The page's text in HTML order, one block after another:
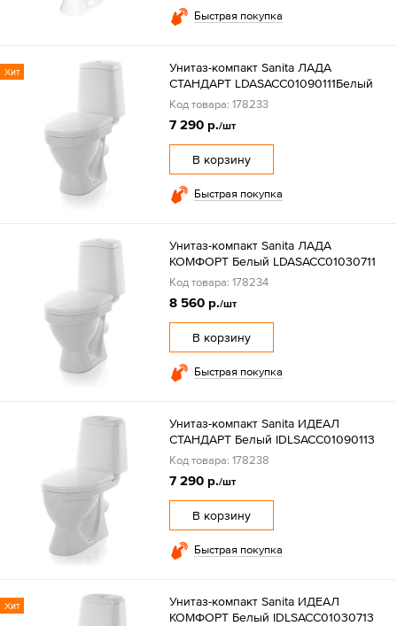
Быстрая покупка
Хит
Унитаз-компакт Sanita ЛАДА
СТАНДАРТ LDASACC01090111Белый
Код товара: 178233
7 290 р./шт
В корзину
Быстрая покупка
Унитаз-компакт Sanita ЛАДА
КОМФОРТ Белый LDASACC01030711
Код товара: 178234
8 560 р./шт
В корзину
Быстрая покупка
Унитаз-компакт Sanita ИДЕАЛ
СТАНДАРТ Белый IDLSACC01090113
Код товара: 178238
7 290 р./шт
В корзину
Быстрая покупка
Хит
Унитаз-компакт Sanita ИДЕАЛ
КОМФОРТ Белый IDLSACC01030713